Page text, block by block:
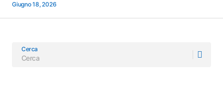
Giugno 18, 2026
Cerca